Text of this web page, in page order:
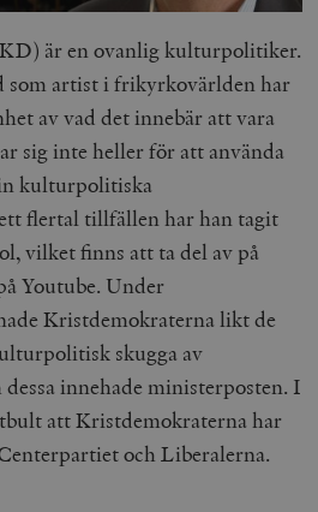
är en ovanlig kulturpolitiker.
som artist i frikyrkovärlden har
av vad det innebär att vara
sig inte heller för att använda
kulturpolitiska
flertal tillfällen har han tagit
vilket finns att ta del av på
Youtube. Under
Kristdemokraterna likt de
skugga av
innehade ministerposten. I
att Kristdemokraterna har
och Liberalerna.